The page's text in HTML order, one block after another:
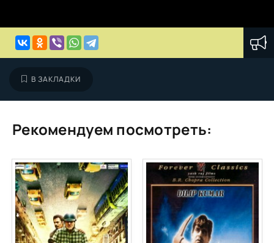
В ЗАКЛАДКИ
Рекомендуем посмотреть: